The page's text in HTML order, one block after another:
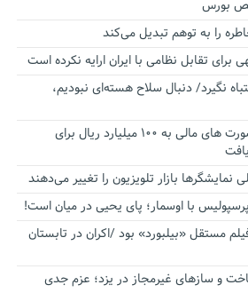
را به توهم تبدیل می‌کند
برای تقابل نظامی با ایران ارایه نکرده است
نگیرد/ دنبال سلاح هسته‌ای نبودیم،
آستانه الزام به دریافت صورت های مالی به ۱۰۰ میلیارد ریال برای
نمایشگرها بازار تلویزیون را تغییر می‌دهند
با اوسمار؛ پای یحیی در میان است!
مستقل «بیلبورد» بود /اکران در تابستان
و سازهای غیرمجاز در یزد؛ عزم جدی